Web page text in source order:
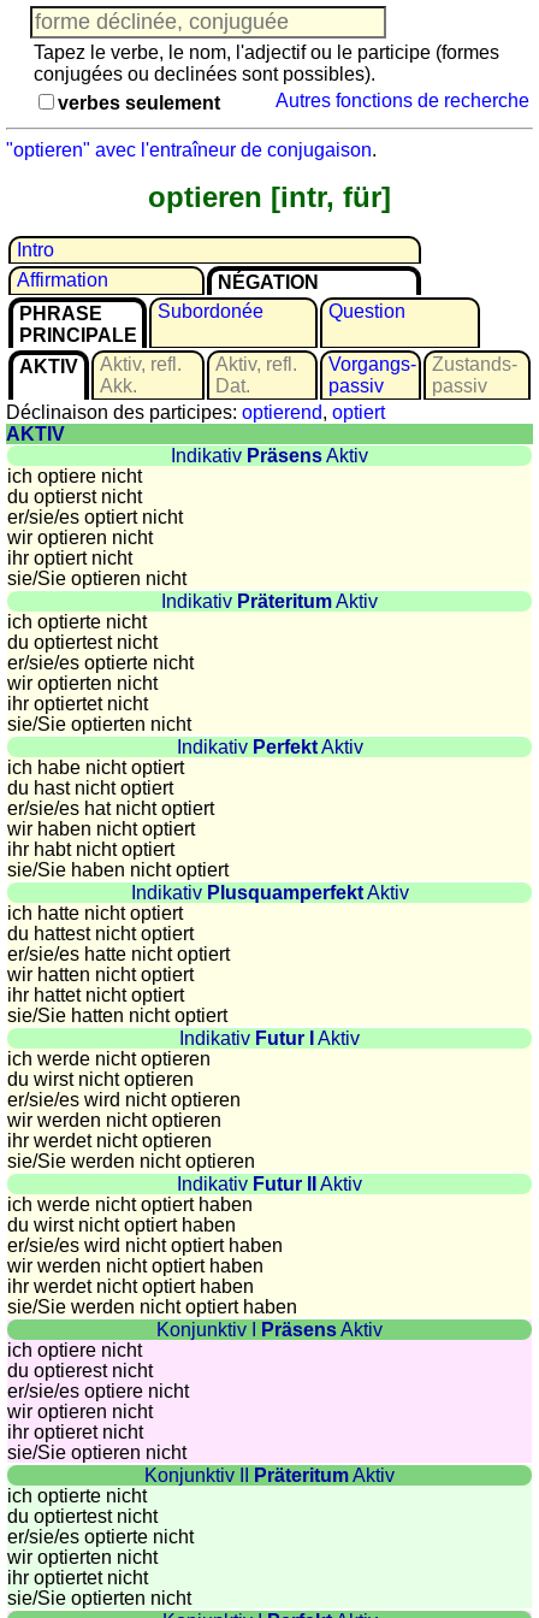
Jeu
avec
des
nombres
de
langues
espagnol
français
italien
latin
portugais
roumain
néerlandais
Utilités
Convertisseurs
d'unités
Plaques
d'immatriculation
Coucher
du
soleil
Balades
à
vélo
Petit
vocabulaire
pour
le
voyage
(pdf)
JEUX
Géographie
Quiz
de
côtes
et
fleuves
Quiz
de
géographie
Quiz
des
pays
Quiz
des
fleuves
et
des
Quiz
des
drapeaux,
blasons,
Tapez le verbe, le nom, l'adjectif ou le participe (formes
conjugées ou declinées sont possibles).
verbes seulement
Autres fonctions de recherche
"optieren" avec l'entraîneur de conjugaison.
optieren [intr, für]
Intro
Affirmation
NÉGATION
PHRASE
PRINCIPALE
Subordonée Question
AKTIV
Aktiv, refl.
Akk.
Aktiv, refl.
Dat.
Vorgangs­
passiv
Zustands­
passiv
Déclinaison des participes: optierend, optiert
AKTIV
Indikativ PräsensAktiv
ich optiere nicht
du optierst nicht
er/sie/es optiert nicht
wir optieren nicht
ihr optiert nicht
sie/Sie optieren nicht
Indikativ PräteritumAktiv
ich optierte nicht
du optiertest nicht
er/sie/es optierte nicht
wir optierten nicht
ihr optiertet nicht
sie/Sie optierten nicht
Indikativ PerfektAktiv
ich habe nicht optiert
du hast nicht optiert
er/sie/es hat nicht optiert
wir haben nicht optiert
ihr habt nicht optiert
sie/Sie haben nicht optiert
Indikativ PlusquamperfektAktiv
ich hatte nicht optiert
du hattest nicht optiert
er/sie/es hatte nicht optiert
wir hatten nicht optiert
ihr hattet nicht optiert
sie/Sie hatten nicht optiert
Indikativ Futur I
Aktiv
ich werde nicht optieren
du wirst nicht optieren
er/sie/es wird nicht optieren
wir werden nicht optieren
ihr werdet nicht optieren
sie/Sie werden nicht optieren
Indikativ Futur II
Aktiv
ich werde nicht optiert haben
du wirst nicht optiert haben
er/sie/es wird nicht optiert haben
wir werden nicht optiert haben
ihr werdet nicht optiert haben
sie/Sie werden nicht optiert haben
Konjunktiv I
PräsensAktiv
ich optiere nicht
du optierest nicht
er/sie/es optiere nicht
wir optieren nicht
ihr optieret nicht
sie/Sie optieren nicht
Konjunktiv II
PräteritumAktiv
ich optierte nicht
du optiertest nicht
er/sie/es optierte nicht
wir optierten nicht
ihr optiertet nicht
sie/Sie optierten nicht